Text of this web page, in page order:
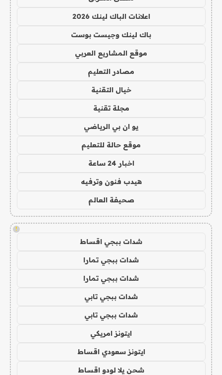
اعلانات الباك لينك 2026
باك لينك وجيست بوست
موقع المشاريع العربي
مصادر التعليم
خيال التقنية
مجلة تقنية
يو ان بي الرياضي
موقع حالة للتعليم
اخبار 24 ساعة
هيدب فنون وترفيه
صحيفة العالم
!
شدات ببجي اقساط
شدات ببجي تمارا
شدات ببجي تمارا
شدات ببجي تابي
شدات ببجي تابي
ايتونز امريكي
ايتونز سعودي اقساط
شحن يلا لودو اقساط